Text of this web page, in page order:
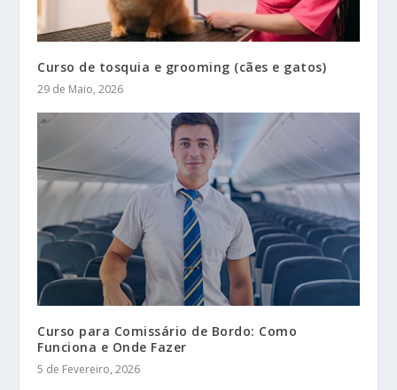
Curso de tosquia e grooming (cães e gatos)
29 de Maio, 2026
Curso para Comissário de Bordo: Como
Funciona e Onde Fazer
5 de Fevereiro, 2026